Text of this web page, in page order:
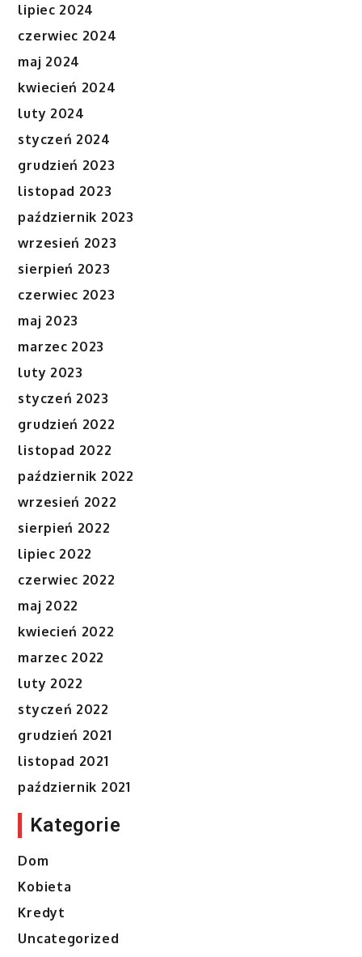
lipiec 2024
czerwiec 2024
maj 2024
kwiecień 2024
luty 2024
styczeń 2024
grudzień 2023
listopad 2023
październik 2023
wrzesień 2023
sierpień 2023
czerwiec 2023
maj 2023
marzec 2023
luty 2023
styczeń 2023
grudzień 2022
listopad 2022
październik 2022
wrzesień 2022
sierpień 2022
lipiec 2022
czerwiec 2022
maj 2022
kwiecień 2022
marzec 2022
luty 2022
styczeń 2022
grudzień 2021
listopad 2021
październik 2021
Kategorie
Dom
Kobieta
Kredyt
Uncategorized